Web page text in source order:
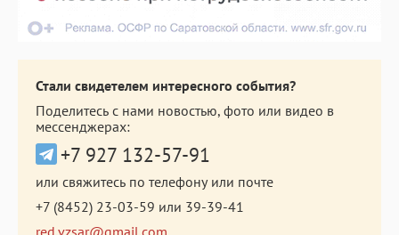
Стали свидетелем интересного события?
Поделитесь с нами новостью, фото или видео в
мессенджерах:
+7 927 132-57-91
или свяжитесь по телефону или почте
+7 (8452) 23-03-59 или 39-39-41
red.vzsar@gmail.com